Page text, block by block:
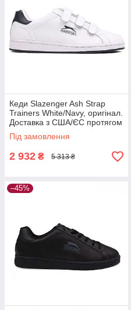
Кеди Slazenger Ash Strap
Trainers White/Navy, оригінал.
Доставка з США/ЄС протягом
14 днів
Під замовлення
2 932 ₴ 5 313 ₴
–45%